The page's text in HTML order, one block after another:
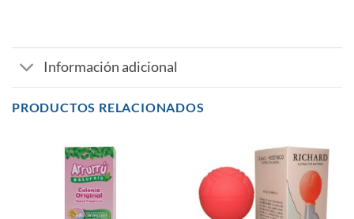
Información adicional
PRODUCTOS RELACIONADOS